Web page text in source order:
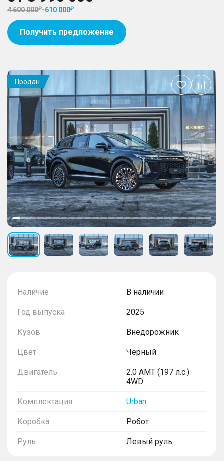
4 600 000 -610 000
Получить предложение
Наличие В наличии
Год выпуска 2025
Кузов Внедорожник
Цвет Черный
Двигатель
2.0 AMT (197 л.с.)
4WD
Комплектация Urban
Коробка Робот
Руль Левый руль
Продан
Добавить
в
избранное